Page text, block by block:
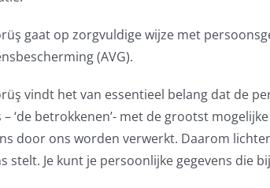
gaat op zorgvuldige wijze met
(AVG).
vindt het van essentieel belang dat de
– ‘de betrokkenen’- met de grootst
door ons worden verwerkt. Daarom
stelt. Je kunt je persoonlijke gegevens die